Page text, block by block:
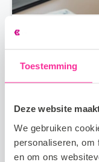
Toestemming
Deze website
We gebruiken
personaliseren, om
en om ons